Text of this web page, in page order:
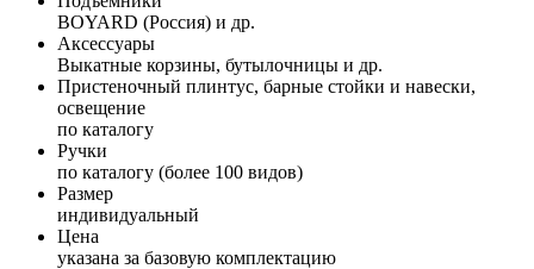
BOYARD (Россия) и др.
Аксессуары
Выкатные корзины, бутылочницы и др.
Пристеночный плинтус, барные стойки и навески,
освещение
по каталогу
Ручки
по каталогу (более 100 видов)
Размер
индивидуальный
Цена
указана за базовую комплектацию